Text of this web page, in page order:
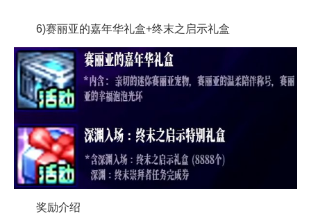
6)赛丽亚的嘉年华礼盒+终末之启示礼盒
奖励介绍